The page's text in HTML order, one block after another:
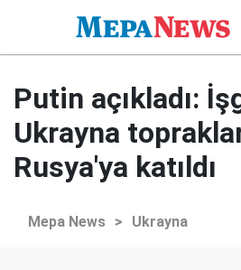
Putin açıkladı:
Ukrayna
Rusya'ya katıldı
Mepa News > Ukrayna